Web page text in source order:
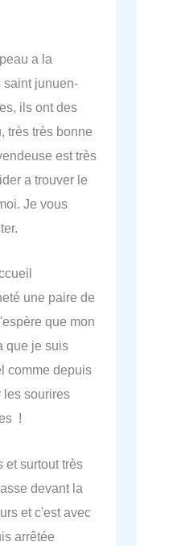
a la
junuen-
ils ont des
très très bonne
est très
a trouver le
Je vous
une paire de
que mon
que je suis
comme depuis
les sourires
!
et surtout très
devant la
et c'est avec
arrêtée